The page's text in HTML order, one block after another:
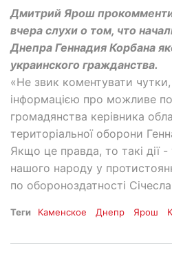
Дмитрий Ярош
вчера слухи о том, что
Днепра Геннадия Корбана
украинского гражданства.
«Не звик коментувати
інформацією про можливе
громадянства керівника
територіальної оборони
Якщо це правда, то такі дії -
нашого народу у
по обороноздатності
Теги Каменское Днепр Ярош